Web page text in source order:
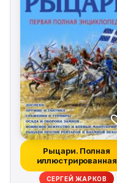
Рыцари. Полная
иллюстрированная
энциклопедия
СЕРГЕЙ ЖАРКОВ